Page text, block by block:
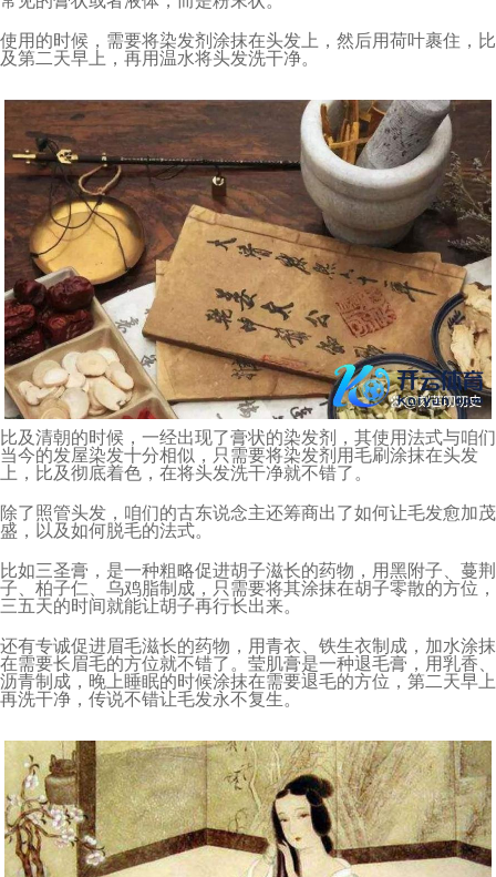
使用的时候，需要将染发剂涂抹在头发上，然后用荷叶裹住，比
及第二天早上，再用温水将头发洗干净。
比及清朝的时候，一经出现了膏状的染发剂，其使用法式与咱们
当今的发屋染发十分相似，只需要将染发剂用毛刷涂抹在头发
上，比及彻底着色，在将头发洗干净就不错了。
除了照管头发，咱们的古东说念主还筹商出了如何让毛发愈加茂
盛，以及如何脱毛的法式。
比如三圣膏，是一种粗略促进胡子滋长的药物，用黑附子、蔓荆
子、柏子仁、乌鸡脂制成，只需要将其涂抹在胡子零散的方位，
三五天的时间就能让胡子再行长出来。
还有专诚促进眉毛滋长的药物，用青衣、铁生衣制成，加水涂抹
在需要长眉毛的方位就不错了。莹肌膏是一种退毛膏，用乳香、
沥青制成，晚上睡眠的时候涂抹在需要退毛的方位，第二天早上
再洗干净，传说不错让毛发永不复生。